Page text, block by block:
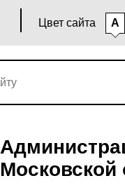
Цвет сайта A
Московской